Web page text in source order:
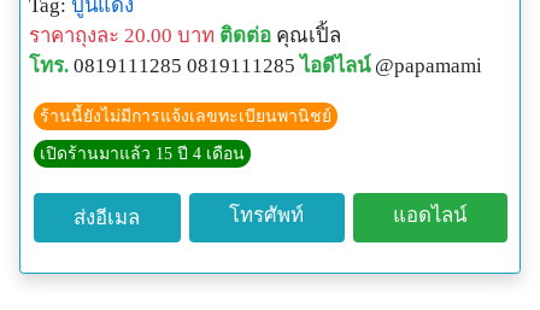
cle&Id=539360476
พิกัดGPSของร้าน:
N13o54' 12.3"
E100o24' 27.8"
Tag: ปูนแดง
ราคาถุงละ 20.00 บาท ติดต่อ คุณเปิ้ล
โทร. 0819111285 0819111285 ไอดีไลน์ @papamami
ร้านนี้ยังไม่มีการแจ้งเลขทะเบียนพานิชย์
เปิดร้านมาแล้ว 15 ปี 4 เดือน
ส่งอีเมล โทรศัพท์ แอดไลน์